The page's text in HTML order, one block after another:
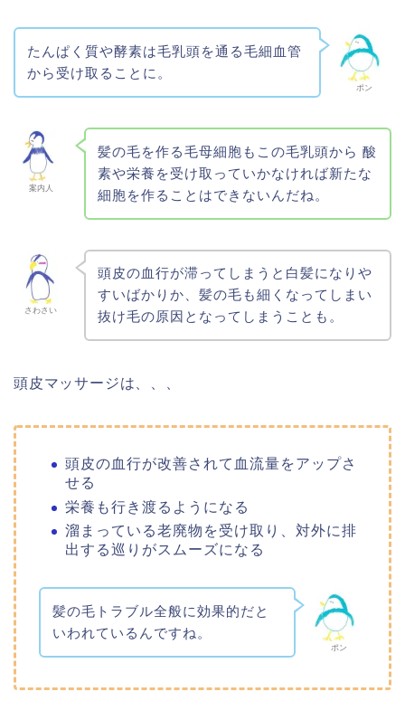
ポン
たんぱく質や酵素は毛乳頭を通る毛細血管
から受け取ることに。
案内人
髪の毛を作る毛母細胞もこの毛乳頭から 酸
素や栄養を受け取っていかなければ新たな
細胞を作ることはできないんだね。
さわさい
頭皮の血行が滞ってしまうと白髪になりや
すいばかりか、髪の毛も細くなってしまい
抜け毛の原因となってしまうことも。
頭皮マッサージは、、、
頭皮の血行が改善されて血流量をアップさ
せる
栄養も行き渡るようになる
溜まっている老廃物を受け取り、対外に排
出する巡りがスムーズになる
ポン
髪の毛トラブル全般に効果的だと
いわれているんですね。